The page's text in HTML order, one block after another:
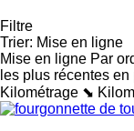
Filtre
Trier: Mise en ligne
Mise en ligne Par
les plus récentes en
Kilométrage ⬊